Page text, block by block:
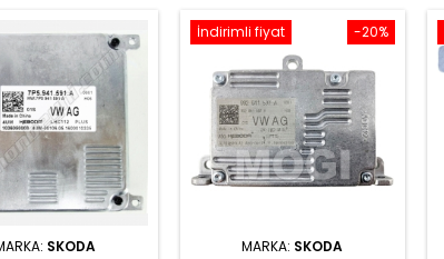
SKODA
-20%
İndirimli fiyat
MARKA: SKODA